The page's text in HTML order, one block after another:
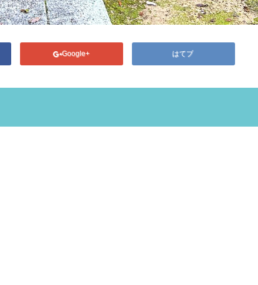
Google+ はてブ